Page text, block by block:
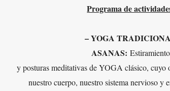
Programa de
– YOGA
ASANAS:
y posturas meditativas de YOGA clásico, cuyo
nuestro cuerpo, nuestro sistema nervioso y